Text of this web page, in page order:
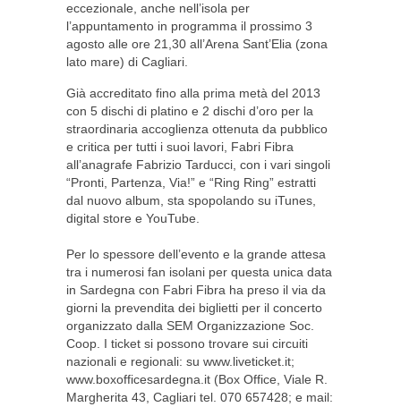
eccezionale, anche nell’isola per
l’appuntamento in programma il prossimo 3
agosto alle ore 21,30 all’Arena Sant’Elia (zona
lato mare) di Cagliari.
Già accreditato fino alla prima metà del 2013
con 5 dischi di platino e 2 dischi d’oro per la
straordinaria accoglienza ottenuta da pubblico
e critica per tutti i suoi lavori, Fabri Fibra
all’anagrafe Fabrizio Tarducci, con i vari singoli
“Pronti, Partenza, Via!” e “Ring Ring” estratti
dal nuovo album, sta spopolando su iTunes,
digital store e YouTube.
Per lo spessore dell’evento e la grande attesa
tra i numerosi fan isolani per questa unica data
in Sardegna con Fabri Fibra ha preso il via da
giorni la prevendita dei biglietti per il concerto
organizzato dalla SEM Organizzazione Soc.
Coop. I ticket si possono trovare sui circuiti
nazionali e regionali: su www.liveticket.it;
www.boxofficesardegna.it (Box Office, Viale R.
Margherita 43, Cagliari tel. 070 657428; e mail: